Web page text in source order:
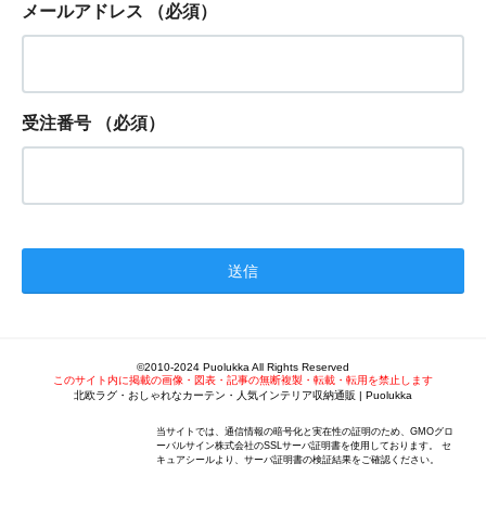
メールアドレス （必須）
受注番号 （必須）
©2010-2024 Puolukka All Rights Reserved
このサイト内に掲載の画像・図表・記事の無断複製・転載・転用を禁止します
北欧ラグ・おしゃれなカーテン・人気インテリア収納通販 | Puolukka
当サイトでは、通信情報の暗号化と実在性の証明のため、GMOグロ
ーバルサイン株式会社のSSLサーバ証明書を使用しております。 セ
キュアシールより、サーバ証明書の検証結果をご確認ください。